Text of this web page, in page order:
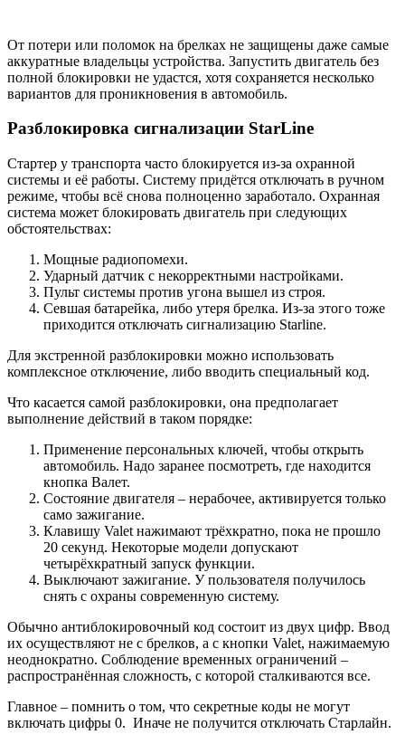
От потери или поломок на брелках не защищены даже самые
аккуратные владельцы устройства. Запустить двигатель без
полной блокировки не удастся, хотя сохраняется несколько
вариантов для проникновения в автомобиль.
Разблокировка сигнализации StarLine
Стартер у транспорта часто блокируется из-за охранной
системы и её работы. Систему придётся отключать в ручном
режиме, чтобы всё снова полноценно заработало. Охранная
система может блокировать двигатель при следующих
обстоятельствах:
Мощные радиопомехи.
Ударный датчик с некорректными настройками.
Пульт системы против угона вышел из строя.
Севшая батарейка, либо утеря брелка. Из-за этого тоже
приходится отключать сигнализацию Starline.
Для экстренной разблокировки можно использовать
комплексное отключение, либо вводить специальный код.
Что касается самой разблокировки, она предполагает
выполнение действий в таком порядке:
Применение персональных ключей, чтобы открыть
автомобиль. Надо заранее посмотреть, где находится
кнопка Валет.
Состояние двигателя – нерабочее, активируется только
само зажигание.
Клавишу Valet нажимают трёхкратно, пока не прошло
20 секунд. Некоторые модели допускают
четырёхкратный запуск функции.
Выключают зажигание. У пользователя получилось
снять с охраны современную систему.
Обычно антиблокировочный код состоит из двух цифр. Ввод
их осуществляют не с брелков, а с кнопки Valet, нажимаемую
неоднократно. Соблюдение временных ограничений –
распространённая сложность, с которой сталкиваются все.
Главное – помнить о том, что секретные коды не могут
включать цифры 0. Иначе не получится отключать Старлайн.